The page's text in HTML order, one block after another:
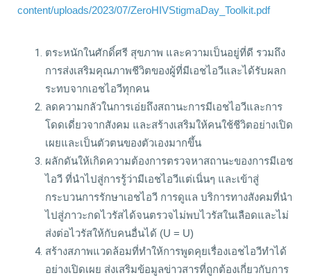
content/uploads/2023/07/ZeroHIVStigmaDay_Toolkit.pdf
ตระหนักในศักดิ์ศรี สุขภาพ และความเป็นอยู่ที่ดี รวมถึง
การส่งเสริมคุณภาพชีวิตของผู้ที่มีเอชไอวีและได้รับผลก
ระทบจากเอชไอวีทุกคน
ลดความกลัวในการเอ่ยถึงสถานะการมีเอชไอวีและการ
โดดเดี่ยวจากสังคม และสร้างเสริมให้คนใช้ชีวิตอย่างเปิด
เผยและเป็นตัวตนของตัวเองมากขึ้น
ผลักดันให้เกิดความต้องการตรวจหาสถานะของการมีเอช
ไอวี ที่นำไปสู่การรู้ว่ามีเอชไอวีแต่เนิ่นๆ และเข้าสู่
กระบวนการรักษาเอชไอวี การดูแล บริการทางสังคมที่นำ
ไปสู่ภาวะกดไวรัสได้จนตรวจไม่พบไวรัสในเลือดและไม่
ส่งต่อไวรัสให้กับคนอื่นได้ (U = U)
สร้างสภาพแวดล้อมที่ทำให้การพูดคุยเรื่องเอชไอวีทำได้
อย่างเปิดเผย ส่งเสริมข้อมูลข่าวสารที่ถูกต้องเกี่ยวกับการ